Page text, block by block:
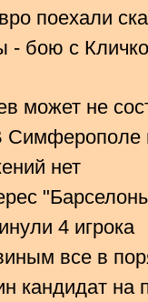
поехали
- бою с
может не
нет
4 игрока
все в
кандидат на